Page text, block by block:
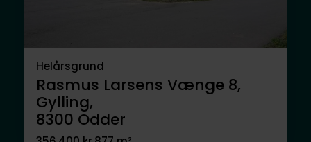
Helårsgrund
Rasmus Larsens Vænge 8,
Gylling,
8300 Odder